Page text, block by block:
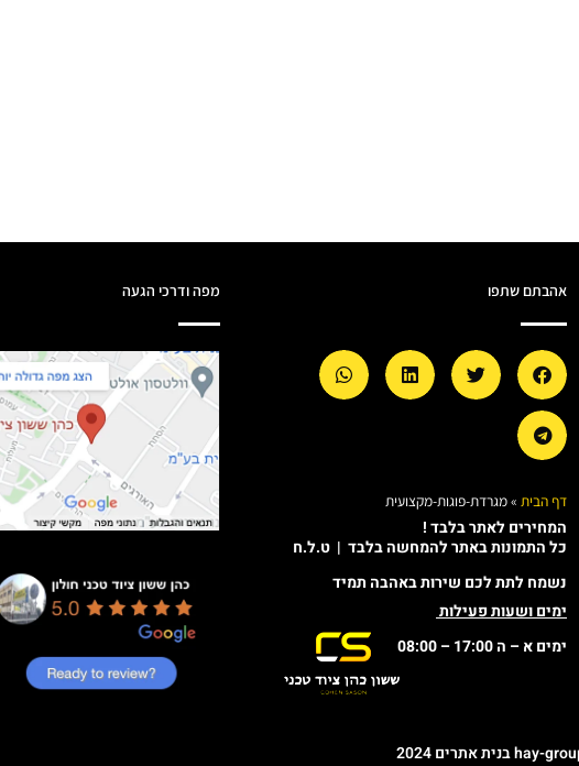
אהבתם שתפו
דף הבית »מגרדת-פוגות-מקצועית
המחירים לאתר בלבד !
כל התמונות באתר להמחשה בלבד | ט.ל.ח
נשמח לתת לכם שירות באהבה תמיד
ימים ושעות פעילות
ימים א – ה 17:00 – 08:00
מפה ודרכי הגעה